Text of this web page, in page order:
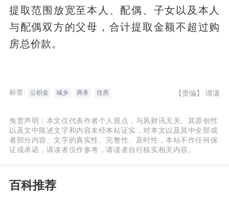
提取范围放宽至本人、配偶、子女以及本人
与配偶双方的父母，合计提取金额不超过购
房总价款。
标签: 公积金 城乡 商务 住房 【责编】 谭潇
免责声明：本文仅代表作者个人观点，与风财讯无关。其原创性
以及文中陈述文字和内容未经本站证实，对本文以及其中全部或
者部分内容、文字的真实性、完整性、及时性，本站不作任何保
证或承诺，请读者仅作参考，请读者自行核实相关内容。
百科推荐